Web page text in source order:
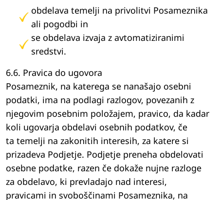
obdelava temelji na privolitvi Posameznika
ali pogodbi in
se obdelava izvaja z avtomatiziranimi
sredstvi.
6.6. Pravica do ugovora
Posameznik, na katerega se nanašajo osebni
podatki, ima na podlagi razlogov, povezanih z
njegovim posebnim položajem, pravico, da kadar
koli ugovarja obdelavi osebnih podatkov, če
ta temelji na zakonitih interesih, za katere si
prizadeva Podjetje. Podjetje preneha obdelovati
osebne podatke, razen če dokaže nujne razloge
za obdelavo, ki prevladajo nad interesi,
pravicami in svoboščinami Posameznika, na